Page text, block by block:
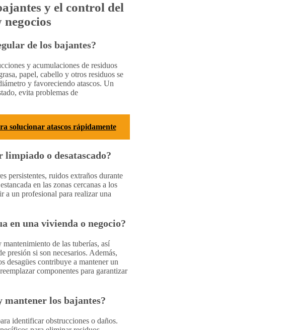
y el control del
de los bajantes?
y acumulaciones de residuos
papel, cabello y otros residuos se
y favoreciendo atascos. Un
evita problemas de
solucionar atascos rápidamente
limpiado o desatascado?
persistentes, ruidos extraños durante
en las zonas cercanas a los
a un profesional para realizar una
en una vivienda o negocio?
de las tuberías, así
presión si son necesarios. Además,
desagües contribuye a mantener un
componentes para garantizar
mantener los bajantes?
identificar obstrucciones o daños.